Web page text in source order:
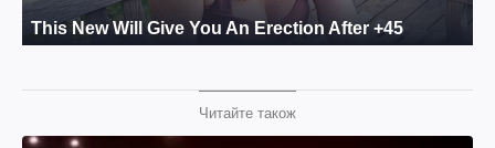
Читайте також